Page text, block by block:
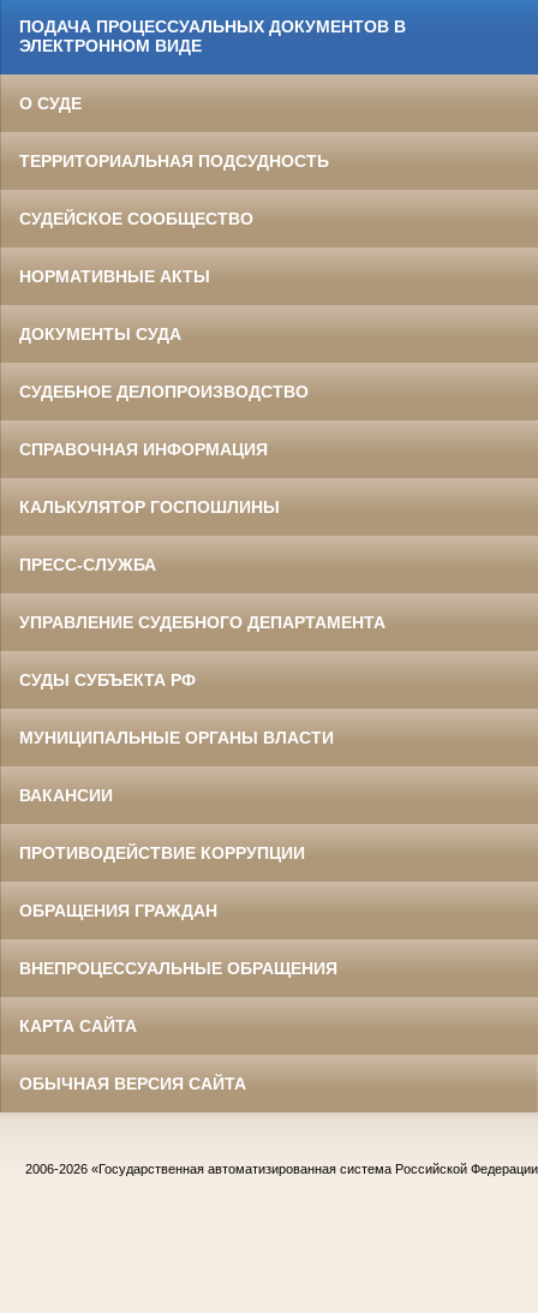
ПОДАЧА ПРОЦЕССУАЛЬНЫХ ДОКУМЕНТОВ В
ЭЛЕКТРОННОМ ВИДЕ
О СУДЕ
ТЕРРИТОРИАЛЬНАЯ ПОДСУДНОСТЬ
СУДЕЙСКОЕ СООБЩЕСТВО
НОРМАТИВНЫЕ АКТЫ
ДОКУМЕНТЫ СУДА
СУДЕБНОЕ ДЕЛОПРОИЗВОДСТВО
СПРАВОЧНАЯ ИНФОРМАЦИЯ
КАЛЬКУЛЯТОР ГОСПОШЛИНЫ
ПРЕСС-СЛУЖБА
УПРАВЛЕНИЕ СУДЕБНОГО ДЕПАРТАМЕНТА
СУДЫ СУБЪЕКТА РФ
МУНИЦИПАЛЬНЫЕ ОРГАНЫ ВЛАСТИ
ВАКАНСИИ
ПРОТИВОДЕЙСТВИЕ КОРРУПЦИИ
ОБРАЩЕНИЯ ГРАЖДАН
ВНЕПРОЦЕССУАЛЬНЫЕ ОБРАЩЕНИЯ
КАРТА САЙТА
ОБЫЧНАЯ ВЕРСИЯ САЙТА
2006-2026 «Государственная автоматизированная система Российской